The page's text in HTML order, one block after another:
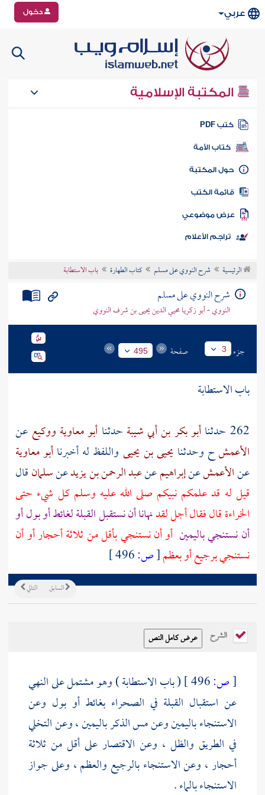
عربي دخول
المكتبة الإسلامية
كتب PDF
كتاب الأمة
المكتبة
الكتب
موضوعي
تراجم الأعلام
الرئيسية شرح النووي على مسلم كتاب الطهارة باب الاستطابة
شرح النووي على مسلم
النووي - أبو زكريا محيي الدين يحيى بن شرف النووي
جزء 3 صفحة 495
باب الاستطابة
262 حدثنا
أبو بكر بن أبي شيبة حدثنا أبو معاوية ووكيع عن
الأعمشح وحدثنا يحيى بن يحيى واللفظ له أخبرناأبو معاوية
عنالأعمشعنإبراهيمعنعبد الرحمن بن يزيدعنسلمانقال
قيل له قد علمكم نبيكم صلى الله عليه وسلم كل شيء حتى
الخراءة قال فقال أجل لقدنهانا أن نستقبل القبلة لغائط أو بول أو
أن نستنجي باليمين أو أن نستنجي بأقل من ثلاثة أحجار أو أن
نستنجي برجيع أو بعظم[ص:
التالي السابق
الشرح
[ص:
( باب الاستطابة ) وهو مشتمل على النهي
عن استقبال القبلة في الصحراء بغائط أو بول وعن
الاستنجاء باليمين وعن مس الذكر باليمين ، وعن التخلي
في الطريق والظل ، وعن الاقتصار على أقل من ثلاثة
أحجار ، وعن الاستنجاء بالرجيع والعظم ، وعلى جواز
الاستنجاء بالماء .